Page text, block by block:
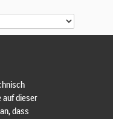
auf dieser
dass